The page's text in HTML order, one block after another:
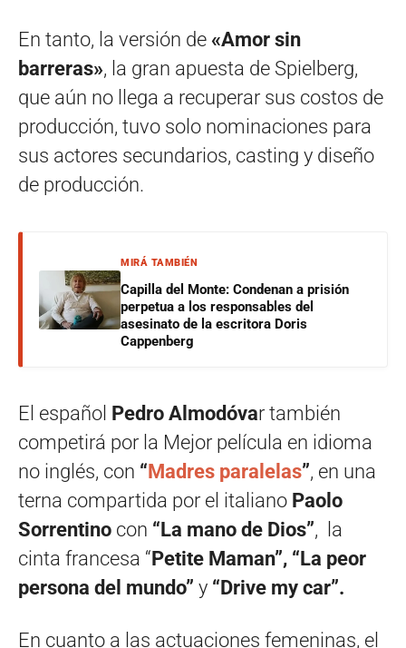
En tanto, la versión de «Amor sin
barreras», la gran apuesta de Spielberg,
que aún no llega a recuperar sus costos de
producción, tuvo solo nominaciones para
sus actores secundarios, casting y diseño
de producción.
MIRÁ TAMBIÉN
Capilla del Monte: Condenan a prisión
perpetua a los responsables del
asesinato de la escritora Doris
Cappenberg
El español Pedro Almodóvar también
competirá por la Mejor película en idioma
no inglés, con “Madres paralelas”, en una
terna compartida por el italiano Paolo
Sorrentino con “La mano de Dios”, la
cinta francesa “Petite Maman”, “La peor
persona del mundo” y “Drive my car”.
En cuanto a las actuaciones femeninas, el